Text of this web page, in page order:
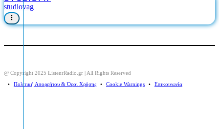
studiovag
@ Copyright 2025 ListenrRadio.gr | All Rights Reserved
⠀•⠀ Πολιτική Απορρήτου & Όροι Χρήσης ⠀•⠀ Cookie Warnings ⠀•⠀ Επικοινωνία